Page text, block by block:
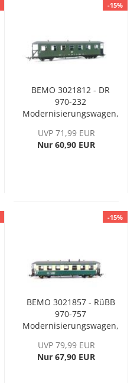
-15%
BEMO 3021812 - DR
970-232
Modernisierungswagen,
UVP 71,99 EUR
Nur 60,90 EUR
-15%
BEMO 3021857 - RüBB
970-757
Modernisierungswagen,
UVP 79,99 EUR
Nur 67,90 EUR